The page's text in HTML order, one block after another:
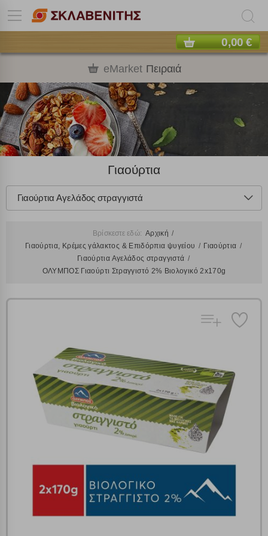
0,00 €
eMarket Πειραιά
Γιαούρτια
Γιαούρτια Αγελάδος στραγγιστά
Βρίσκεστε εδώ: Αρχική
Γιαούρτια, Κρέμες γάλακτος & Επιδόρπια ψυγείου
Γιαούρτια
Γιαούρτια Αγελάδος στραγγιστά
ΟΛΥΜΠΟΣ Γιαούρτι Στραγγιστό 2% Βιολογικό 2x170g